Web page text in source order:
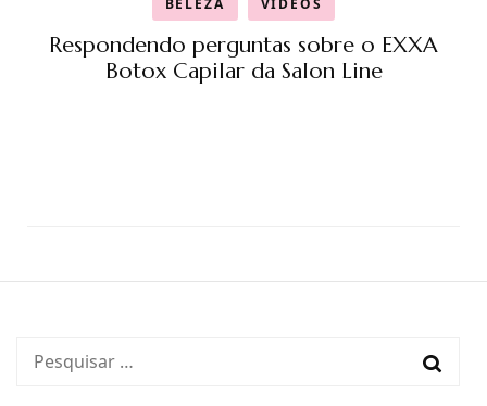
BELEZA VÍDEOS
Respondendo perguntas sobre o EXXA
Botox Capilar da Salon Line
Pesquisar